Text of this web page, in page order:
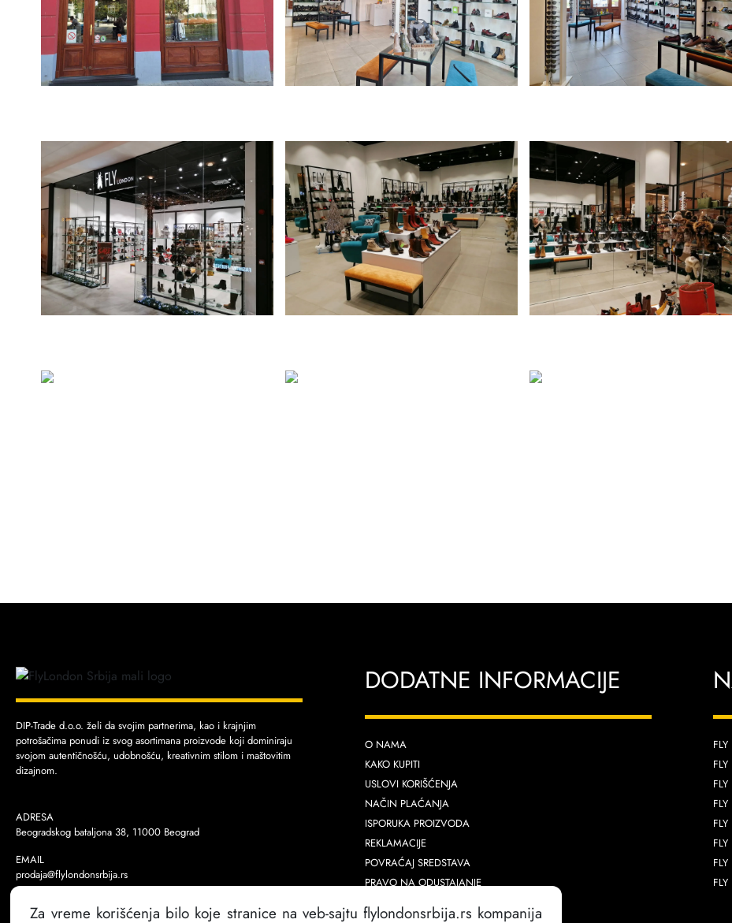
DIP-Trade d.o.o. želi da svojim partnerima, kao i krajnjim
potrošačima ponudi iz svog asortimana proizvode koji dominiraju
svojom autentičnošću, udobnošću, kreativnim stilom i maštovitim
dizajnom.
ADRESA
Beogradskog bataljona 38, 11000 Beograd
EMAIL
prodaja@flylondonsrbija.rs
DODATNE INFORMACIJE
O NAMA
KAKO KUPITI
USLOVI KORIŠĆENJA
NAČIN PLAĆANJA
ISPORUKA PROIZVODA
REKLAMACIJE
POVRAĆAJ SREDSTAVA
PRAVO NA ODUSTAJANJE
Za vreme korišćenja bilo koje stranice na veb-sajtu flylondonsrbija.rs kompanija